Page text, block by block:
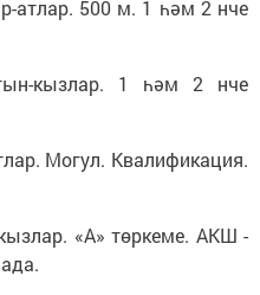
атлар. 500 м. 1 һәм 2 нче
кызлар. 1 һәм 2 нче
Могул. Квалификация.
«А» төркеме. АКШ -